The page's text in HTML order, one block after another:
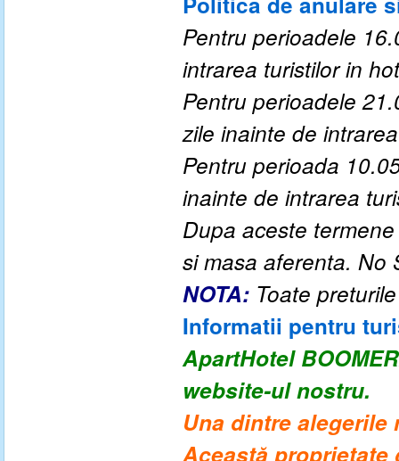
Pentru perioadele
intrarea turistilor in
Pentru perioadele
zile inainte de
Pentru perioada
inainte de intrarea
Dupa aceste
si masa aferenta. No
NOTA: Toate
Informatii pentru
ApartHotel
website-ul nostru.
Una dintre alegerile
Această proprietate